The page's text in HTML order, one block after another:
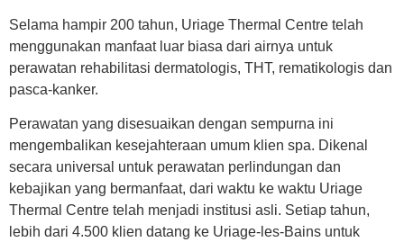
Selama hampir 200 tahun, Uriage Thermal Centre telah
menggunakan manfaat luar biasa dari airnya untuk
perawatan rehabilitasi dermatologis, THT, rematikologis dan
pasca-kanker.
Perawatan yang disesuaikan dengan sempurna ini
mengembalikan kesejahteraan umum klien spa. Dikenal
secara universal untuk perawatan perlindungan dan
kebajikan yang bermanfaat, dari waktu ke waktu Uriage
Thermal Centre telah menjadi institusi asli. Setiap tahun,
lebih dari 4.500 klien datang ke Uriage-les-Bains untuk